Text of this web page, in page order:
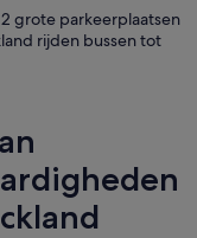
grote parkeerplaatsen
rijden bussen tot